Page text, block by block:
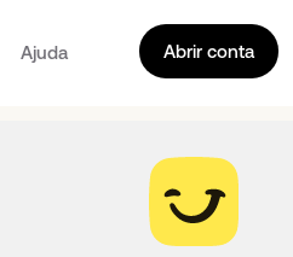
Ajuda Abrir conta